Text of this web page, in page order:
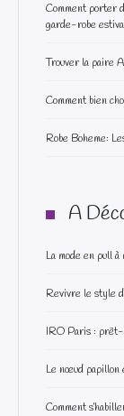
Comment porter
garde-robe
Trouver la paire
Comment bien
Robe Boheme:
A
La mode en pull
Revivre le style
IRO Paris : prêt-
Le nœud papillon
Comment